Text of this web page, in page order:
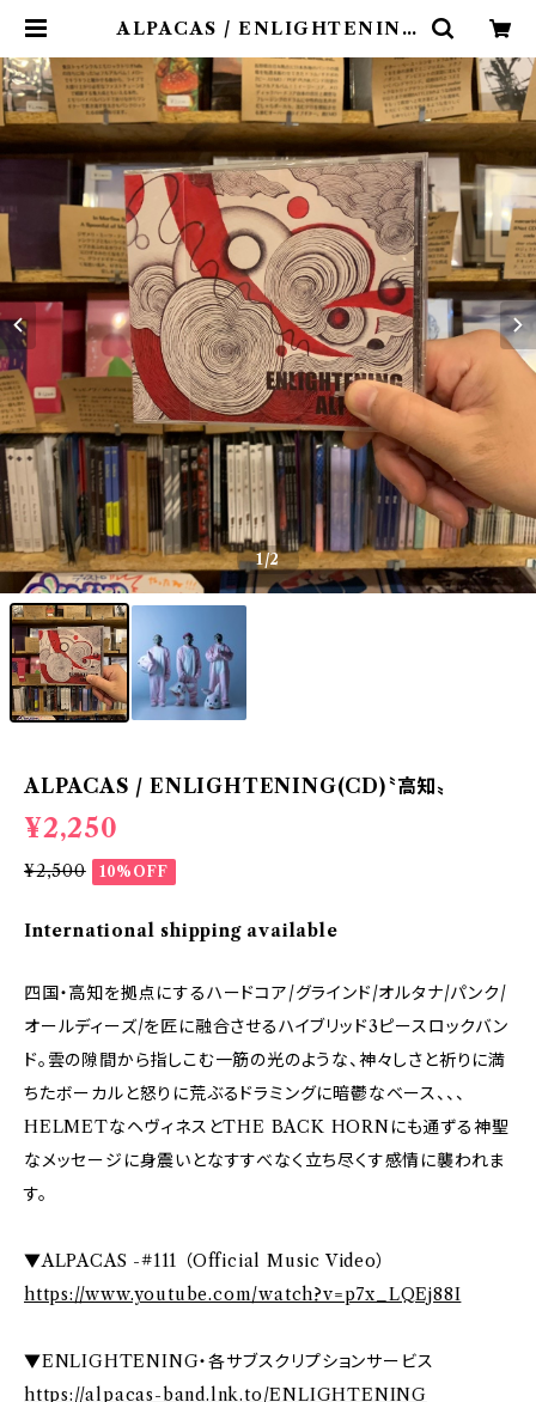
ALPACAS / ENLIGHTENING
1/2
ALPACAS / ENLIGHTENING(CD)〝高知〟
¥2,250
¥2,500 10%OFF
International shipping available
四国・高知を拠点にするハードコア/グラインド/オルタナ/パンク/
オールディーズ/を匠に融合させるハイブリッド3ピースロックバン
ド。雲の隙間から指しこむ一筋の光のような、神々しさと祈りに満
ちたボーカルと怒りに荒ぶるドラミングに暗鬱なベース、、、
HELMETなヘヴィネスとTHE BACK HORNにも通ずる神聖
なメッセージに身震いとなすすべなく立ち尽くす感情に襲われま
す。
▼ALPACAS -#111 （Official Music Video）
https://www.youtube.com/watch?v=p7x_LQEj88I
▼ENLIGHTENING・各サブスクリプションサービス
https://alpacas-band.lnk.to/ENLIGHTENING